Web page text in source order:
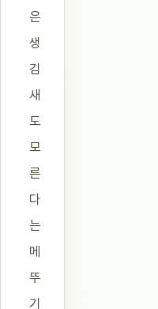
은
생
김
새
도
모
른
다
는
메
뚜
기